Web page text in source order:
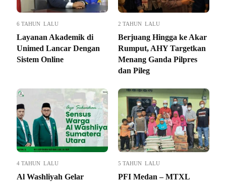
6 TAHUN LALU
Layanan Akademik di
Unimed Lancar Dengan
Sistem Online
2 TAHUN LALU
Berjuang Hingga ke Akar
Rumput, AHY Targetkan
Menang Ganda Pilpres
dan Pileg
4 TAHUN LALU
Al Washliyah Gelar
5 TAHUN LALU
PFI Medan – MTXL